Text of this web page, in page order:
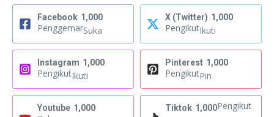
Facebook 1,000
PenggemarSuka
X (Twitter) 1,000
PengikutIkuti
Instagram 1,000
PengikutIkuti
Pinterest 1,000
PengikutPin
Youtube 1,000 Tiktok 1,000Pengikut